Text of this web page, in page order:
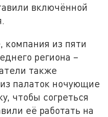
включённой
компания из пяти
региона –
также
палаток ночующие
чтобы согреться
её работать на